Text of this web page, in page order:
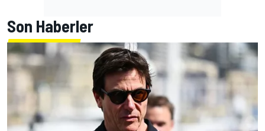
Son Haberler